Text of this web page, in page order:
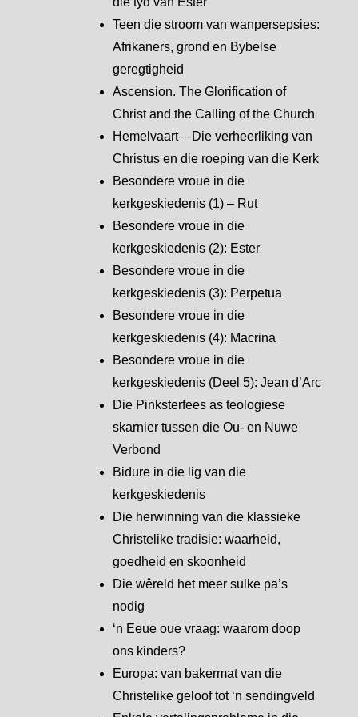
Teen die stroom van wanpersepsies:
Afrikaners, grond en Bybelse
geregtigheid
Ascension. The Glorification of
Christ and the Calling of the Church
Hemelvaart – Die verheerliking van
Christus en die roeping van die Kerk
Besondere vroue in die
kerkgeskiedenis (1) – Rut
Besondere vroue in die
kerkgeskiedenis (2): Ester
Besondere vroue in die
kerkgeskiedenis (3): Perpetua
Besondere vroue in die
kerkgeskiedenis (4): Macrina
Besondere vroue in die
kerkgeskiedenis (Deel 5): Jean d’Arc
Die Pinksterfees as teologiese
skarnier tussen die Ou- en Nuwe
Verbond
Bidure in die lig van die
kerkgeskiedenis
Die herwinning van die klassieke
Christelike tradisie: waarheid,
goedheid en skoonheid
Die wêreld het meer sulke pa’s
nodig
‘n Eeue oue vraag: waarom doop
ons kinders?
Europa: van bakermat van die
Christelike geloof tot ‘n sendingveld